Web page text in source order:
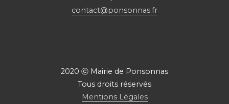
contact@ponsonnas.fr
2020 ⓒ Mairie de Ponsonnas
Tous droits réservés
Mentions Légales